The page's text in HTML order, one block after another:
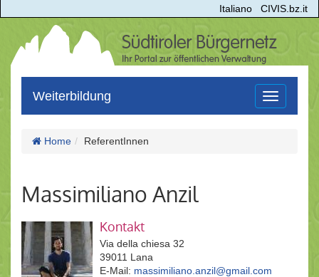
Italiano CIVIS.bz.it
Toggle
navigation
Weiterbildung
Home ReferentInnen
Massimiliano Anzil
Kontakt
Via della chiesa 32
39011 Lana
E-Mail: massimiliano.anzil@gmail.com